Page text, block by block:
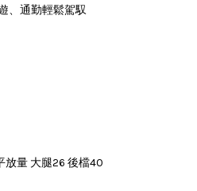
通勤輕鬆駕馭
量 大腿26 後檔40